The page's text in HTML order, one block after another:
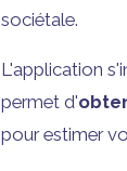
sociétale.
L'application
permet d'
pour estimer